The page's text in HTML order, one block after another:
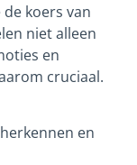
koers van
niet alleen
en
cruciaal.
en